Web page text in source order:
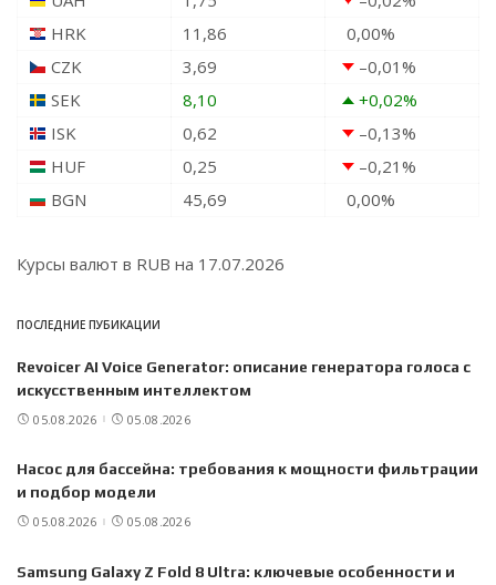
HRK
11,86 0,00%
CZK
3,69 –0,01%
SEK
8,10 +0,02%
ISK
0,62 –0,13%
HUF
0,25 –0,21%
BGN
45,69 0,00%
Курсы валют в RUB на 17.07.2026
ПОСЛЕДНИЕ ПУБИКАЦИИ
Revoicer AI Voice Generator: описание генератора голоса с
искусственным интеллектом
05.08.2026 05.08.2026
Насос для бассейна: требования к мощности фильтрации
и подбор модели
05.08.2026 05.08.2026
Samsung Galaxy Z Fold 8 Ultra: ключевые особенности и